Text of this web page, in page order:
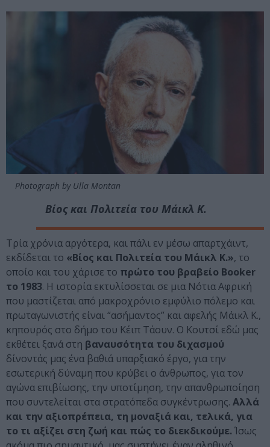
Photograph by Ulla Montan
Βίος και Πολιτεία του Μάικλ Κ.
Tρία χρόνια αργότερα, και πάλι εν μέσω απαρτχάιντ,
εκδίδεται το «Βίος και Πολιτεία του Μάικλ Κ.», το
οποίο και του χάρισε το πρώτο του βραβείο Booker
το 1983. Η ιστορία εκτυλίσσεται σε μια Νότια Αφρική
που μαστίζεται από μακροχρόνιο εμφύλιο πόλεμο και
πρωταγωνιστής είναι “ασήμαντος” και αφελής Μάικλ Κ.,
κηπουρός στο δήμο του Κέιπ Τάουν. Ο Κουτσί εδώ μας
εκθέτει ξανά στη βαναυσότητα του διχασμού
δίνοντάς μας ένα βαθιά υπαρξιακό έργο, για την
εσωτερική δύναμη που κρύβει ο άνθρωπος, για τον
αγώνα επιβίωσης, την υποτίμηση, την απανθρωποίηση
που συντελείται στα στρατόπεδα συγκέντρωσης. Αλλά
και την αξιοπρέπεια, τη μοναξιά και, τελικά, για
το τι αξίζει στη ζωή και πώς το διεκδικούμε. Ίσως